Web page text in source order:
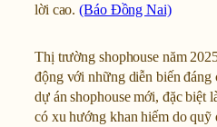
lời cao.(Báo Đồng Nai)
Thị trường shophouse năm
động với những diễn biến
dự án shophouse mới, đặc biệt
có xu hướng khan hiếm do quỹ